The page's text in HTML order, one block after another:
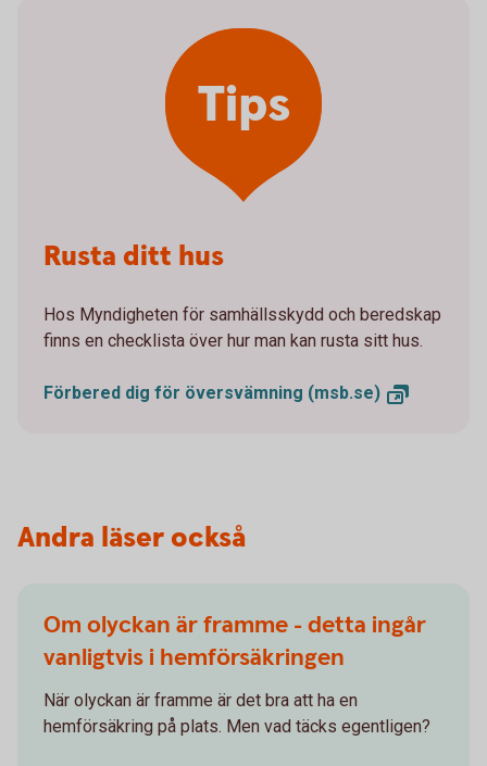
Tips
Rusta ditt hus
Hos Myndigheten för samhällsskydd och beredskap
finns en checklista över hur man kan rusta sitt hus.
Förbered dig för översvämning (msb.se)
Andra läser också
Om olyckan är framme - detta ingår
vanligtvis i hemförsäkringen
När olyckan är framme är det bra att ha en
hemförsäkring på plats. Men vad täcks egentligen?